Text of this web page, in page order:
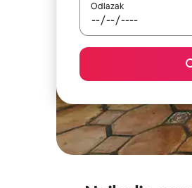
Odlazak